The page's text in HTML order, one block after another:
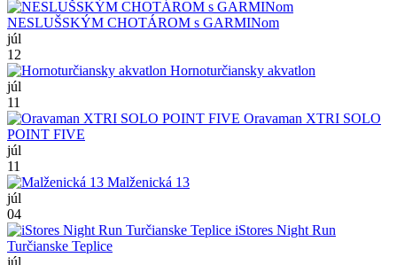
NESLUŠSKÝM CHOTÁROM s GARMINom
júl
12
Hornoturčiansky akvatlon
júl
11
Oravaman XTRI SOLO
POINT FIVE
júl
11
Malženická 13
júl
04
iStores Night Run
Turčianske Teplice